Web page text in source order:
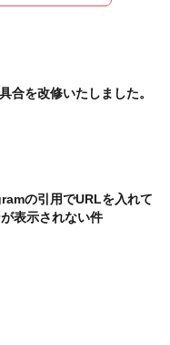
合を改修いたしました。
の引用でURLを入れて
表示されない件